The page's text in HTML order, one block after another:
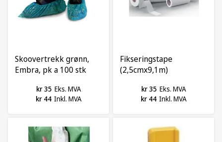
Skoovertrekk grønn,
Embra, pk a 100 stk
kr 35 Eks. MVA
kr 44 Inkl. MVA
Fikseringstape
(2,5cmx9,1m)
kr 35 Eks. MVA
kr 44 Inkl. MVA